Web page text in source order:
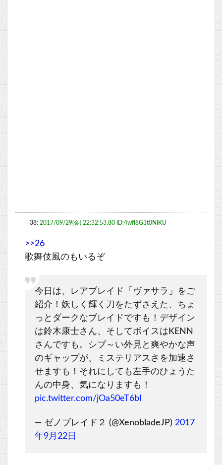
38: 2017/09/29(金) 22:32:53.80 ID:4wfI8G3t0NIKU
>>26
歌舞伎風のもいるぞ
今日は、レアブレイド「ヴァサラ」をご
紹介！妖しく輝く刀をたずさえた、ちょ
っとダークなブレイドですも！デザイン
は鈴木康士さん、そしてボイスはKENN
さんですも。シブ～い外見と爽やかな声
のギャップが、ミステリアスさを加速さ
せますも！それにしても左手のひょうた
んの中身、気になりますも！
pic.twitter.com/jOa50eT6bI
— ゼノブレイド２ (@XenobladeJP) 2017
年9月22日